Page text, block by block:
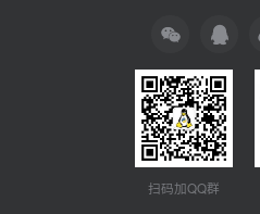
扫码加QQ群